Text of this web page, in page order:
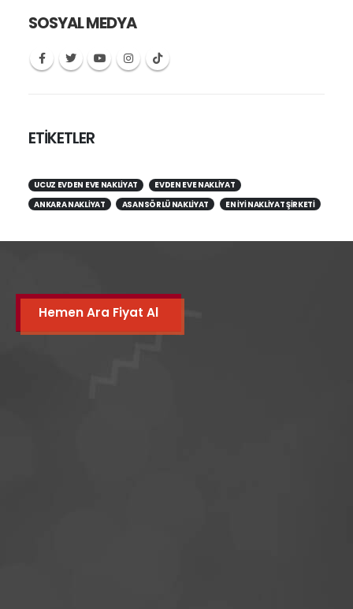
SOSYAL MEDYA
ETİKETLER
UCUZ EVDEN EVE NAKLIYAT
EVDEN EVE NAKLIYAT
ANKARA NAKLIYAT
ASANSÖRLÜ NAKLIYAT EN IYI NAKLIYAT ŞIRKETI
Hemen Ara Fiyat Al